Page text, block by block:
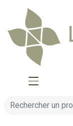
Afficher la